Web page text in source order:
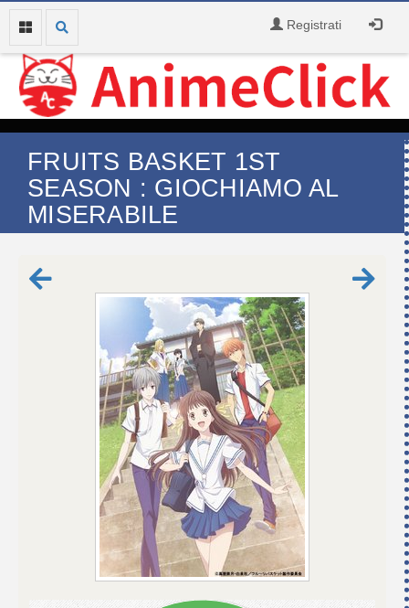
Registrati
FRUITS BASKET 1ST
SEASON : GIOCHIAMO AL
MISERABILE